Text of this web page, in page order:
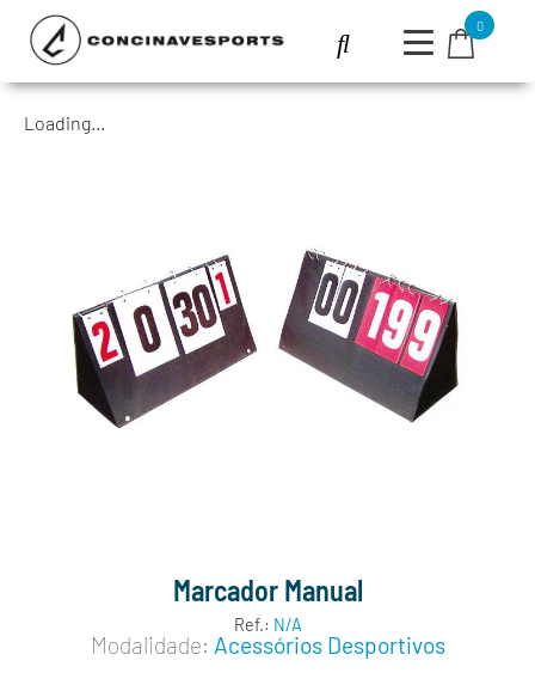
0
Loading...
Marcador Manual
Ref.: N/A
Modalidade: Acessórios Desportivos